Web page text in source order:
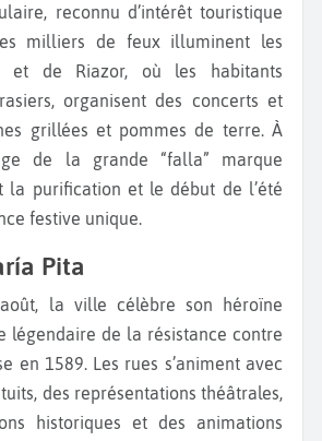
reconnu d’intérêt touristique
milliers de feux illuminent les
et de Riazor, où les habitants
organisent des concerts et
grillées et pommes de terre. À
de la grande “falla” marque
la purification et le début de l’été
festive unique.
Pita
légendaire de la résistance contre
en 1589. Les rues s’animent avec
des représentations théâtrales,
historiques et des animations